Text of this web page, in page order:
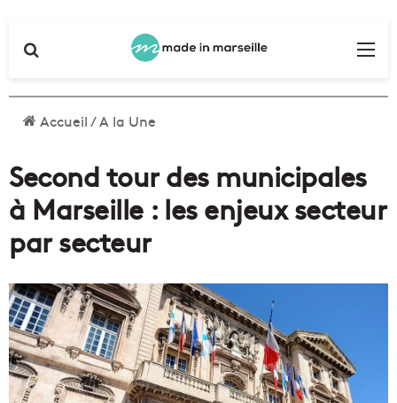
Accueil/A la Une
Second tour des municipales
à Marseille : les enjeux secteur
par secteur